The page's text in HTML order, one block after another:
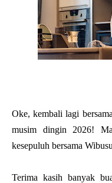
Oke, kembali lagi
musim dingin 2026!
kesepuluh bersama
Terima kasih banyak